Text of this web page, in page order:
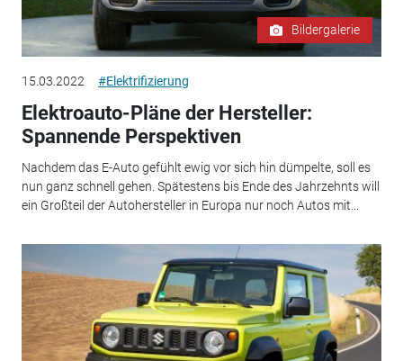
Bildergalerie
15.03.2022 #Elektrifizierung
Elektroauto-Pläne der Hersteller:
Spannende Perspektiven
Nachdem das E-Auto gefühlt ewig vor sich hin dümpelte, soll es
nun ganz schnell gehen. Spätestens bis Ende des Jahrzehnts will
ein Großteil der Autohersteller in Europa nur noch Autos mit...